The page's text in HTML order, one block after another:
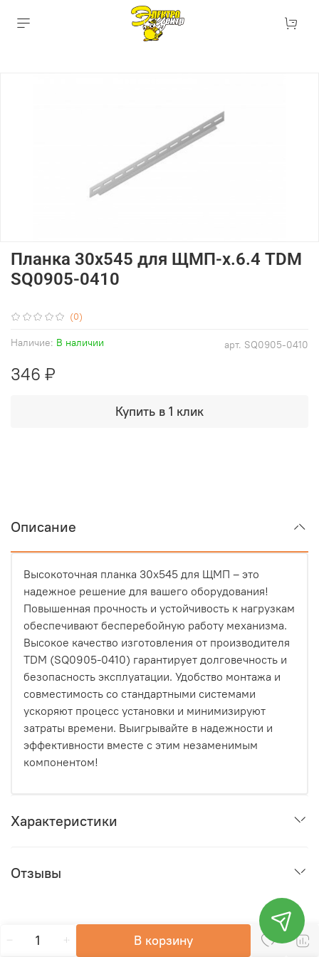
(0)
арт. SQ0905-0410
Наличие: В наличии
Планка 30х545 для ЩМП-х.6.4 TDM
SQ0905-0410
346 ₽
В корзину
Купить в 1 клик
Описание
Высокоточная планка 30х545 для ЩМП – это
надежное решение для вашего оборудования!
Повышенная прочность и устойчивость к нагрузкам
обеспечивают бесперебойную работу механизма.
Высокое качество изготовления от производителя
TDM (SQ0905-0410) гарантирует долговечность и
безопасность эксплуатации. Удобство монтажа и
совместимость со стандартными системами
ускоряют процесс установки и минимизируют
затраты времени. Выигрывайте в надежности и
эффективности вместе с этим незаменимым
компонентом!
Характеристики
Отзывы